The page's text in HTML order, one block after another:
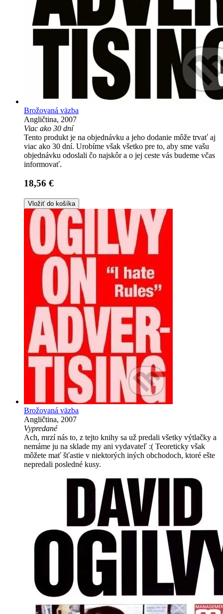
Brožovaná väzba
Angličtina, 2007
Viac ako 30 dní
Tento produkt je na objednávku a jeho dodanie môže trvať aj
viac ako 30 dní. Urobíme však všetko pre to, aby sme vašu
objednávku odoslali čo najskôr a o jej ceste vás budeme včas
informovať.
18,56 €
Vložiť do košíka
Brožovaná väzba
Angličtina, 2007
Vypredané
Ach, mrzí nás to, z tejto knihy sa už predali všetky výtlačky a
nemáme ju na sklade my ani vydavateľ :( Teoreticky však
môžete mať šťastie v niektorých iných obchodoch, ktoré ešte
nepredali posledné kusy.